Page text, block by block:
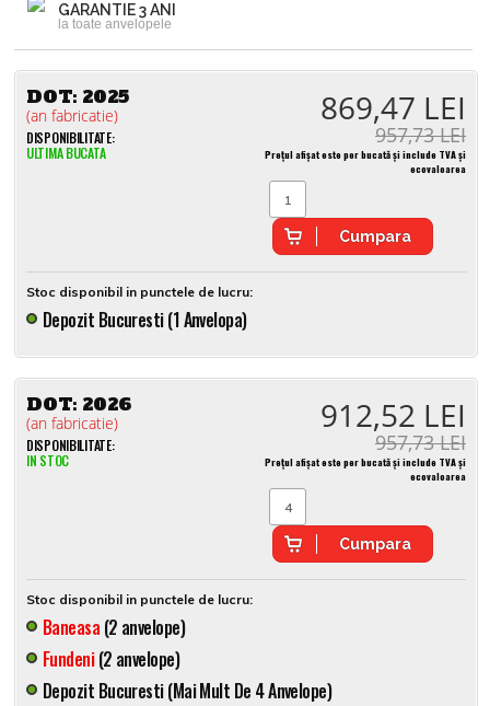
GARANTIE 3 ANI
la toate anvelopele
DOT: 2025
(an fabricatie)
DISPONIBILITATE:
ULTIMA BUCATA
869,47 LEI
957,73 LEI
Prețul afișat este per bucată și include TVA și
ecovaloarea
Cumpara
Stoc disponibil in punctele de lucru:
Depozit Bucuresti (1 Anvelopa)
DOT: 2026
(an fabricatie)
DISPONIBILITATE:
IN STOC
912,52 LEI
957,73 LEI
Prețul afișat este per bucată și include TVA și
ecovaloarea
Cumpara
Stoc disponibil in punctele de lucru:
Baneasa (2 anvelope)
Fundeni(2 anvelope)
Depozit Bucuresti (mai Mult De 4 Anvelope)